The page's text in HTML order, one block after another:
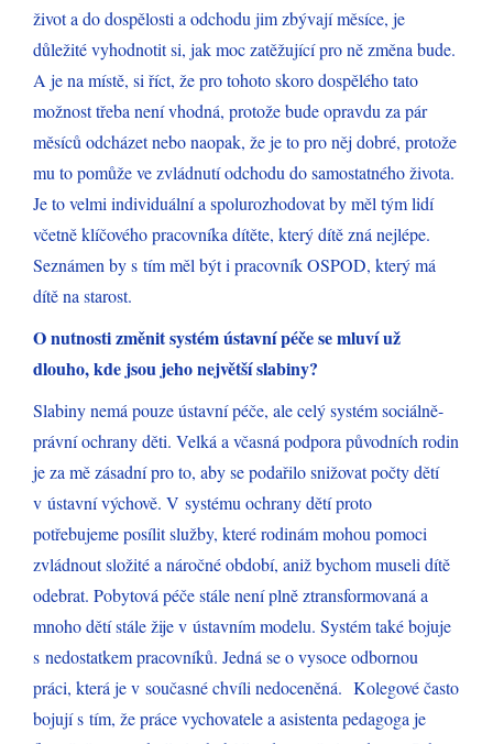
život a do dospělosti a odchodu jim zbývají měsíce, je
důležité vyhodnotit si, jak moc zatěžující pro ně změna bude.
A je na místě, si říct, že pro tohoto skoro dospělého tato
možnost třeba není vhodná, protože bude opravdu za pár
měsíců odcházet nebo naopak, že je to pro něj dobré, protože
mu to pomůže ve zvládnutí odchodu do samostatného života.
Je to velmi individuální a spolurozhodovat by měl tým lidí
včetně klíčového pracovníka dítěte, který dítě zná nejlépe.
Seznámen by s tím měl být i pracovník OSPOD, který má
dítě na starost.
O nutnosti změnit systém ústavní péče se mluví už
dlouho, kde jsou jeho největší slabiny?
Slabiny nemá pouze ústavní péče, ale celý systém sociálně-
právní ochrany děti. Velká a včasná podpora původních rodin
je za mě zásadní pro to, aby se podařilo snižovat počty dětí
v ústavní výchově. V systému ochrany dětí proto
potřebujeme posílit služby, které rodinám mohou pomoci
zvládnout složité a náročné období, aniž bychom museli dítě
odebrat. Pobytová péče stále není plně ztransformovaná a
mnoho dětí stále žije v ústavním modelu. Systém také bojuje
s nedostatkem pracovníků. Jedná se o vysoce odbornou
práci, která je v současné chvíli nedoceněná. Kolegové často
bojují s tím, že práce vychovatele a asistenta pedagoga je